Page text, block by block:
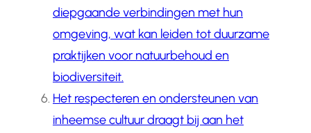
diepgaande verbindingen met hun
omgeving, wat kan leiden tot duurzame
praktijken voor natuurbehoud en
biodiversiteit.
Het respecteren en ondersteunen van
inheemse cultuur draagt bij aan het